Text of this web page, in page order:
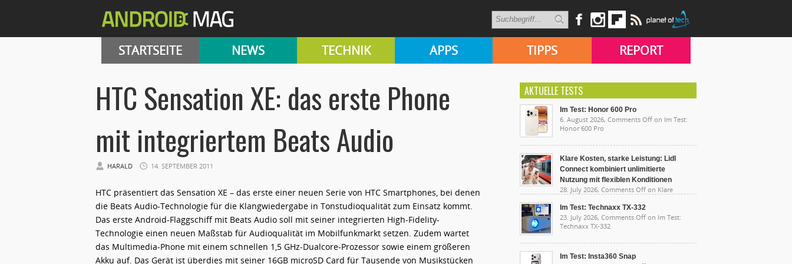
STARTSEITE NEWS TECHNIK APPS TIPPS REPORT
HTC Sensation XE: das erste Phone
mit integriertem Beats Audio
HARALD 14. SEPTEMBER 2011
HTC präsentiert das Sensation XE – das erste einer neuen Serie von HTC Smartphones, bei denen
die Beats Audio-Technologie für die Klangwiedergabe in Tonstudioqualität zum Einsatz kommt.
Das erste Android-Flaggschiff mit Beats Audio soll mit seiner integrierten High-Fidelity-
Technologie einen neuen Maßstab für Audioqualität im Mobilfunkmarkt setzen. Zudem wartet
das Multimedia-Phone mit einem schnellen 1,5 GHz-Dualcore-Prozessor sowie einem größeren
Akku auf. Das Gerät ist überdies mit seiner 16GB microSD Card für Tausende von Musikstücken
AKTUELLE TESTS
Im Test: Honor 600 Pro
6. August 2026, Comments Off on Im Test:
Honor 600 Pro
Klare Kosten, starke Leistung: Lidl
Connect kombiniert unlimitierte
Nutzung mit flexiblen Konditionen
28. July 2026, Comments Off on Klare
unlimitierte Nutzung mit flexiblen Konditionen
Im Test: Technaxx TX-332
23. July 2026, Comments Off on Im Test:
Technaxx TX-332
Im Test: Insta360 Snap